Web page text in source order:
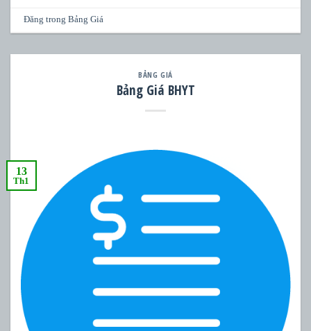
Đăng trongBảng Giá
BẢNG GIÁ
Bảng Giá BHYT
13
Th1